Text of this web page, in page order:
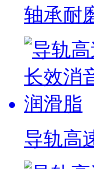
轴承耐
导轨高